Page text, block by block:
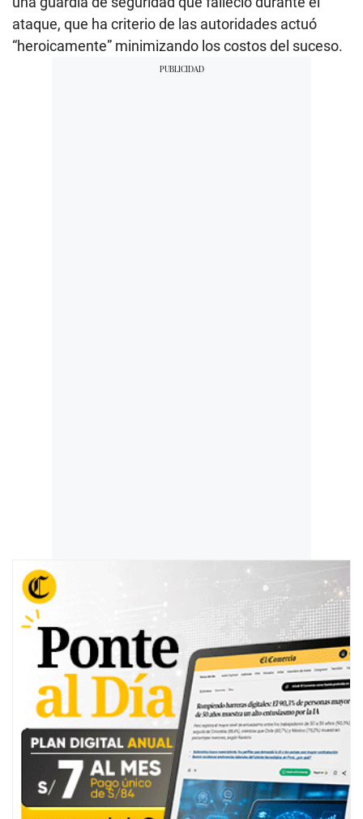
ataque, que ha criterio de las autoridades actuó
“heroicamente” minimizando los costos del suceso.